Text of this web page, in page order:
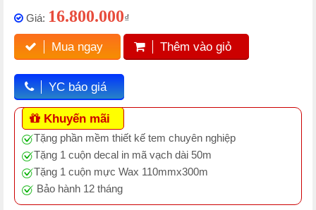
Giá: 16.800.000₫
Mua ngay Thêm vào giỏ
YC báo giá
Khuyến mãi
Tặng phần mềm thiết kế tem chuyên nghiệp
Tặng 1 cuộn decal in mã vạch dài 50m
Tặng 1 cuộn mực Wax 110mmx300m
Bảo hành 12 tháng